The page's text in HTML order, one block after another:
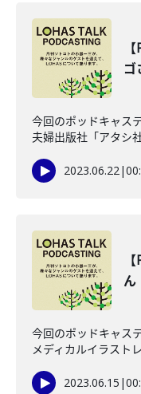
ゴ
今回のポッドキャス
夫婦出版社「アタシ
2023.06.22|
ん
今回のポッドキャス
メディカルイラスト
2023.06.15 |